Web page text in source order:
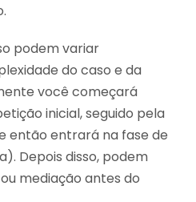
podem variar
do caso e da
você começará
inicial, seguido pela
então entrará na fase de
Depois disso, podem
mediação antes do